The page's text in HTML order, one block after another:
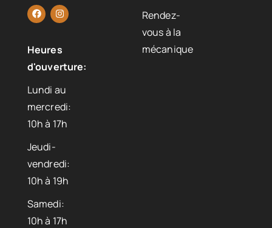
Heures
d'ouverture:
Lundi au
mercredi:
10h à 17h
Jeudi-
vendredi:
10h à 19h
Samedi:
10h à 17h
Rendez-
vous à la
mécanique